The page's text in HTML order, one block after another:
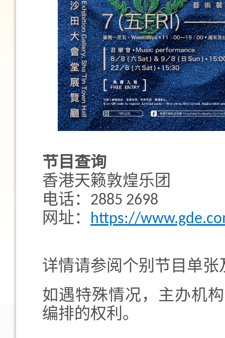
节目查询
香港天籁敦煌乐团
电话：2885 2698
网址： https://
详情请参阅个别节目单
如遇特殊情况，主办机
编排的权利。